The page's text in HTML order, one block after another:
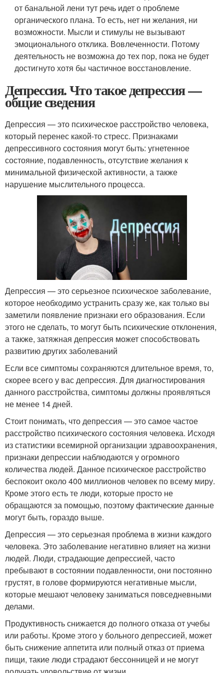
от банальной лени тут речь идет о проблеме
органического плана. То есть, нет ни желания, ни
возможности. Мысли и стимулы не вызывают
эмоционального отклика. Вовлеченности. Потому
деятельность не возможна до тех пор, пока не будет
достигнуто хотя бы частичное восстановление.
Депрессия. Что такое депрессия —
общие сведения
Депрессия — это психическое расстройство человека,
который перенес какой-то стресс. Признаками
депрессивного состояния могут быть: угнетенное
состояние, подавленность, отсутствие желания к
минимальной физической активности, а также
нарушение мыслительного процесса.
Депрессия — это серьезное психическое заболевание,
которое необходимо устранить сразу же, как только вы
заметили появление признаки его образования. Если
этого не сделать, то могут быть психические отклонения,
а также, затяжная депрессия может способствовать
развитию других заболеваний
Если все симптомы сохраняются длительное время, то,
скорее всего у вас депрессия. Для диагностирования
данного расстройства, симптомы должны проявляться
не менее 14 дней.
Стоит понимать, что депрессия — это самое частое
расстройство психического состояния человека. Исходя
из статистики всемирной организации здравоохранения,
признаки депрессии наблюдаются у огромного
количества людей. Данное психическое расстройство
беспокоит около 400 миллионов человек по всему миру.
Кроме этого есть те люди, которые просто не
обращаются за помощью, поэтому фактические данные
могут быть, гораздо выше.
Депрессия — это серьезная проблема в жизни каждого
человека. Это заболевание негативно влияет на жизни
людей. Люди, страдающие депрессией, часто
пребывают в состоянии подавленности, они постоянно
грустят, в голове формируются негативные мысли,
которые мешают человеку заниматься повседневными
делами.
Продуктивность снижается до полного отказа от учебы
или работы. Кроме этого у больного депрессией, может
быть снижение аппетита или полный отказ от приема
пищи, такие люди страдают бессонницей и не могут